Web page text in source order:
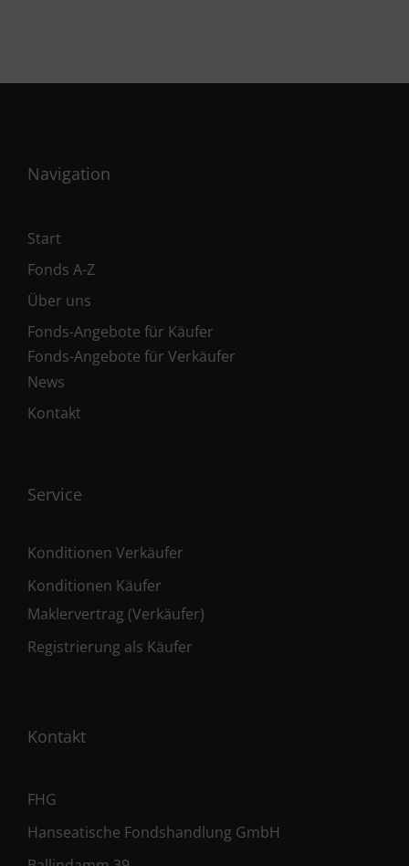
Navigation
Start
Fonds A-Z
Über uns
Fonds-Angebote für Käufer
Fonds-Angebote für Verkäufer
News
Kontakt
Service
Konditionen Verkäufer
Konditionen Käufer
Maklervertrag (Verkäufer)
Registrierung als Käufer
Kontakt
FHG
Hanseatische Fondshandlung GmbH